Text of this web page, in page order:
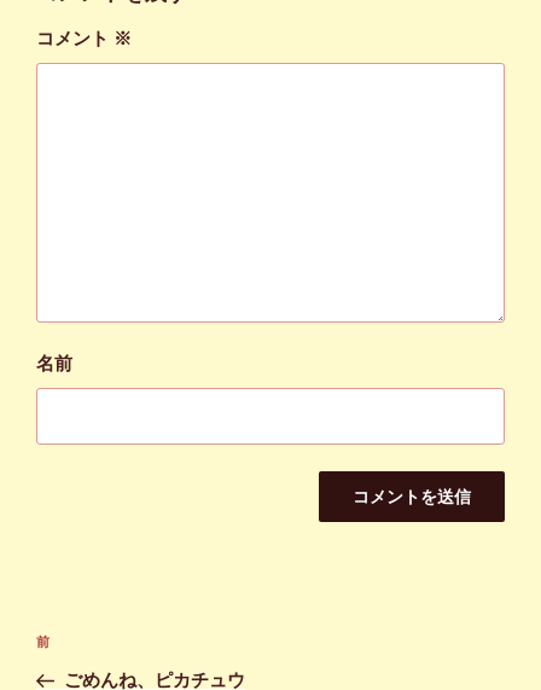
コメント ※
名前
投
前
の
前
ごめんね、ピカチュウ